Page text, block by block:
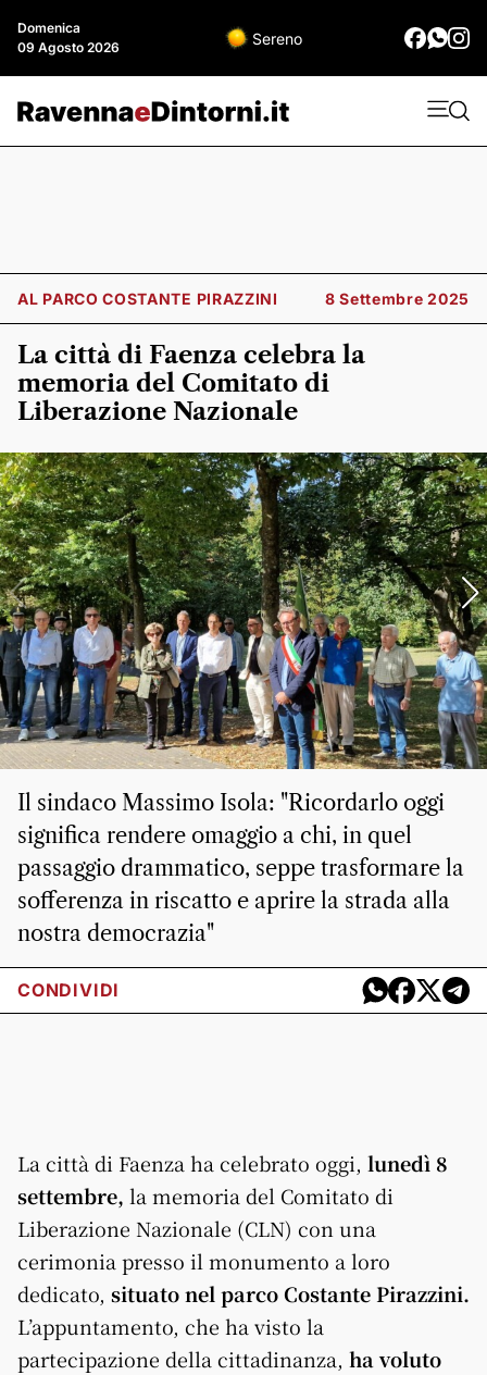
Domenica
09 Agosto 2026
Sereno
AL PARCO COSTANTE PIRAZZINI 8 Settembre 2025
La città di Faenza celebra la
memoria del Comitato di
Liberazione Nazionale
Il sindaco Massimo Isola: "Ricordarlo oggi
significa rendere omaggio a chi, in quel
passaggio drammatico, seppe trasformare la
sofferenza in riscatto e aprire la strada alla
nostra democrazia"
CONDIVIDI
La città di Faenza ha celebrato oggi, lunedì 8
settembre, la memoria del Comitato di
Liberazione Nazionale (CLN) con una
cerimonia presso il monumento a loro
dedicato, situato nel parco Costante Pirazzini.
L’appuntamento, che ha visto la
partecipazione della cittadinanza, ha voluto